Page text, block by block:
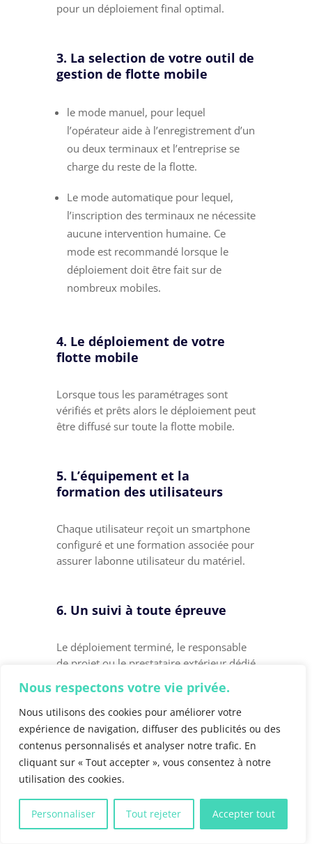
Nous respectons votre vie privée.
Nous utilisons des cookies pour améliorer votre
expérience de navigation, diffuser des publicités ou des
contenus personnalisés et analyser notre trafic. En
cliquant sur « Tout accepter », vous consentez à notre
utilisation des cookies.
Personnaliser Tout rejeter Accepter tout
pour un déploiement final optimal.
3. La selection de votre outil de
gestion de flotte mobile
le mode manuel, pour lequel
l’opérateur aide à l’enregistrement d’un
ou deux terminaux et l’entreprise se
charge du reste de la flotte.
Le mode automatique pour lequel,
l’inscription des terminaux ne nécessite
aucune intervention humaine. Ce
mode est recommandé lorsque le
déploiement doit être fait sur de
nombreux mobiles.
4. Le déploiement de votre
flotte mobile
Lorsque tous les paramétrages sont
vérifiés et prêts alors le déploiement peut
être diffusé sur toute la flotte mobile.
5. L’équipement et la
formation des utilisateurs
Chaque utilisateur reçoit un smartphone
configuré et une formation associée pour
assurer labonne utilisateur du matériel.
6. Un suivi à toute épreuve
Le déploiement terminé, le responsable
de projet ou le prestataire extérieur dédié
maintenance et du support technique de
la flotte mobile.
Comment sécuriser votre flotte
mobile ?
L’utilisation quotidienne des terminaux
mobiles professionnels, oblige leur